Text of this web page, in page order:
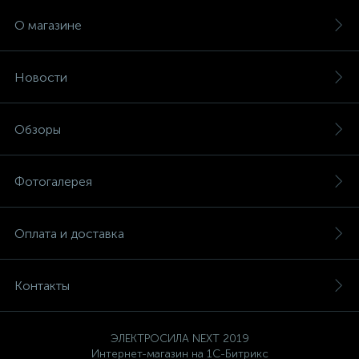
О магазине
Новости
Обзоры
Фотогалерея
Оплата и доставка
Контакты
ЭЛЕКТРОСИЛА NEXT 2019
Интернет-магазин на 1С-Битрикс
Самозажимные клеммники и клеммные колодки